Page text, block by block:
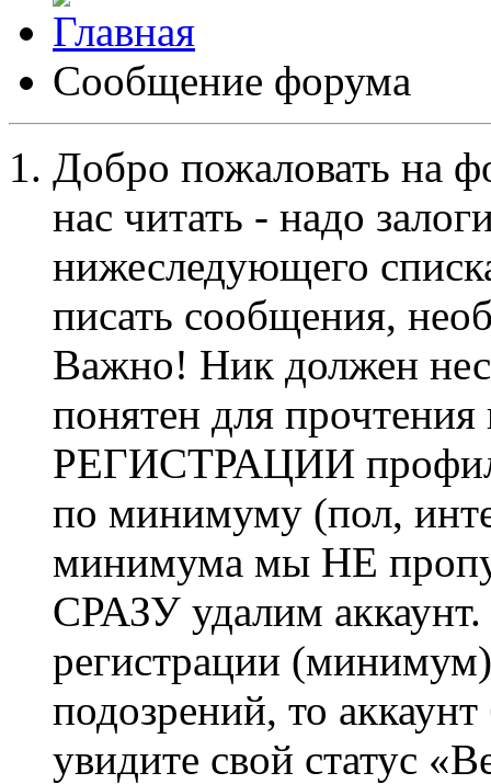
Сообщение форума
Добро пожаловать на
нас читать - надо
нижеследующего
писать сообщения,
Важно! Ник должен
понятен для
РЕГИСТРАЦИИ профиль
по минимуму (пол,
минимума мы НЕ
СРАЗУ удалим
регистрации
подозрений, то
увидите свой статус